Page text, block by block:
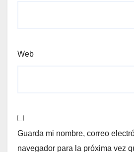
Web
Guarda mi nombre, correo
navegador para la próxima vez